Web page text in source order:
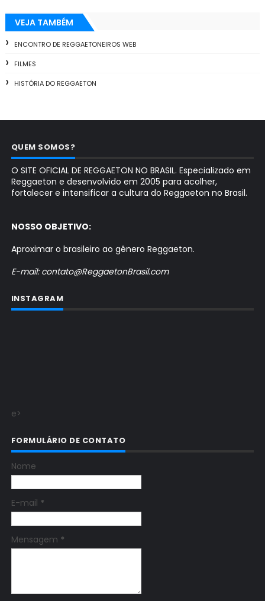
VEJA TAMBÉM
ENCONTRO DE REGGAETONEIROS WEB
FILMES
HISTÓRIA DO REGGAETON
QUEM SOMOS?
O SITE OFICIAL DE REGGAETON NO BRASIL. Especializado em
Reggaeton e desenvolvido em 2005 para acolher,
fortalecer e intensificar a cultura do Reggaeton no Brasil.
NOSSO OBJETIVO:
Aproximar o brasileiro ao gênero Reggaeton.
E-mail: contato@ReggaetonBrasil.com
INSTAGRAM
e>
FORMULÁRIO DE CONTATO
Nome
E-mail *
Mensagem *